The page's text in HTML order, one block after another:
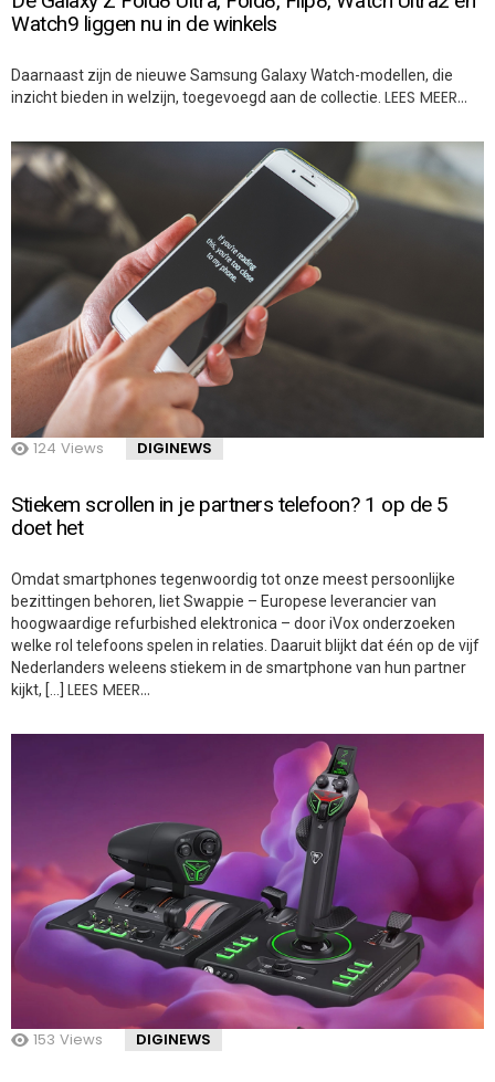
Watch9 liggen nu in de winkels
Daarnaast zijn de nieuwe Samsung Galaxy Watch-modellen, die
inzicht bieden in welzijn, toegevoegd aan de collectie. LEES MEER…
124 Views DIGINEWS
Stiekem scrollen in je partners telefoon? 1 op de 5
doet het
Omdat smartphones tegenwoordig tot onze meest persoonlijke
bezittingen behoren, liet Swappie – Europese leverancier van
hoogwaardige refurbished elektronica – door iVox onderzoeken
welke rol telefoons spelen in relaties. Daaruit blijkt dat één op de vijf
Nederlanders weleens stiekem in de smartphone van hun partner
kijkt, […] LEES MEER…
153 Views DIGINEWS